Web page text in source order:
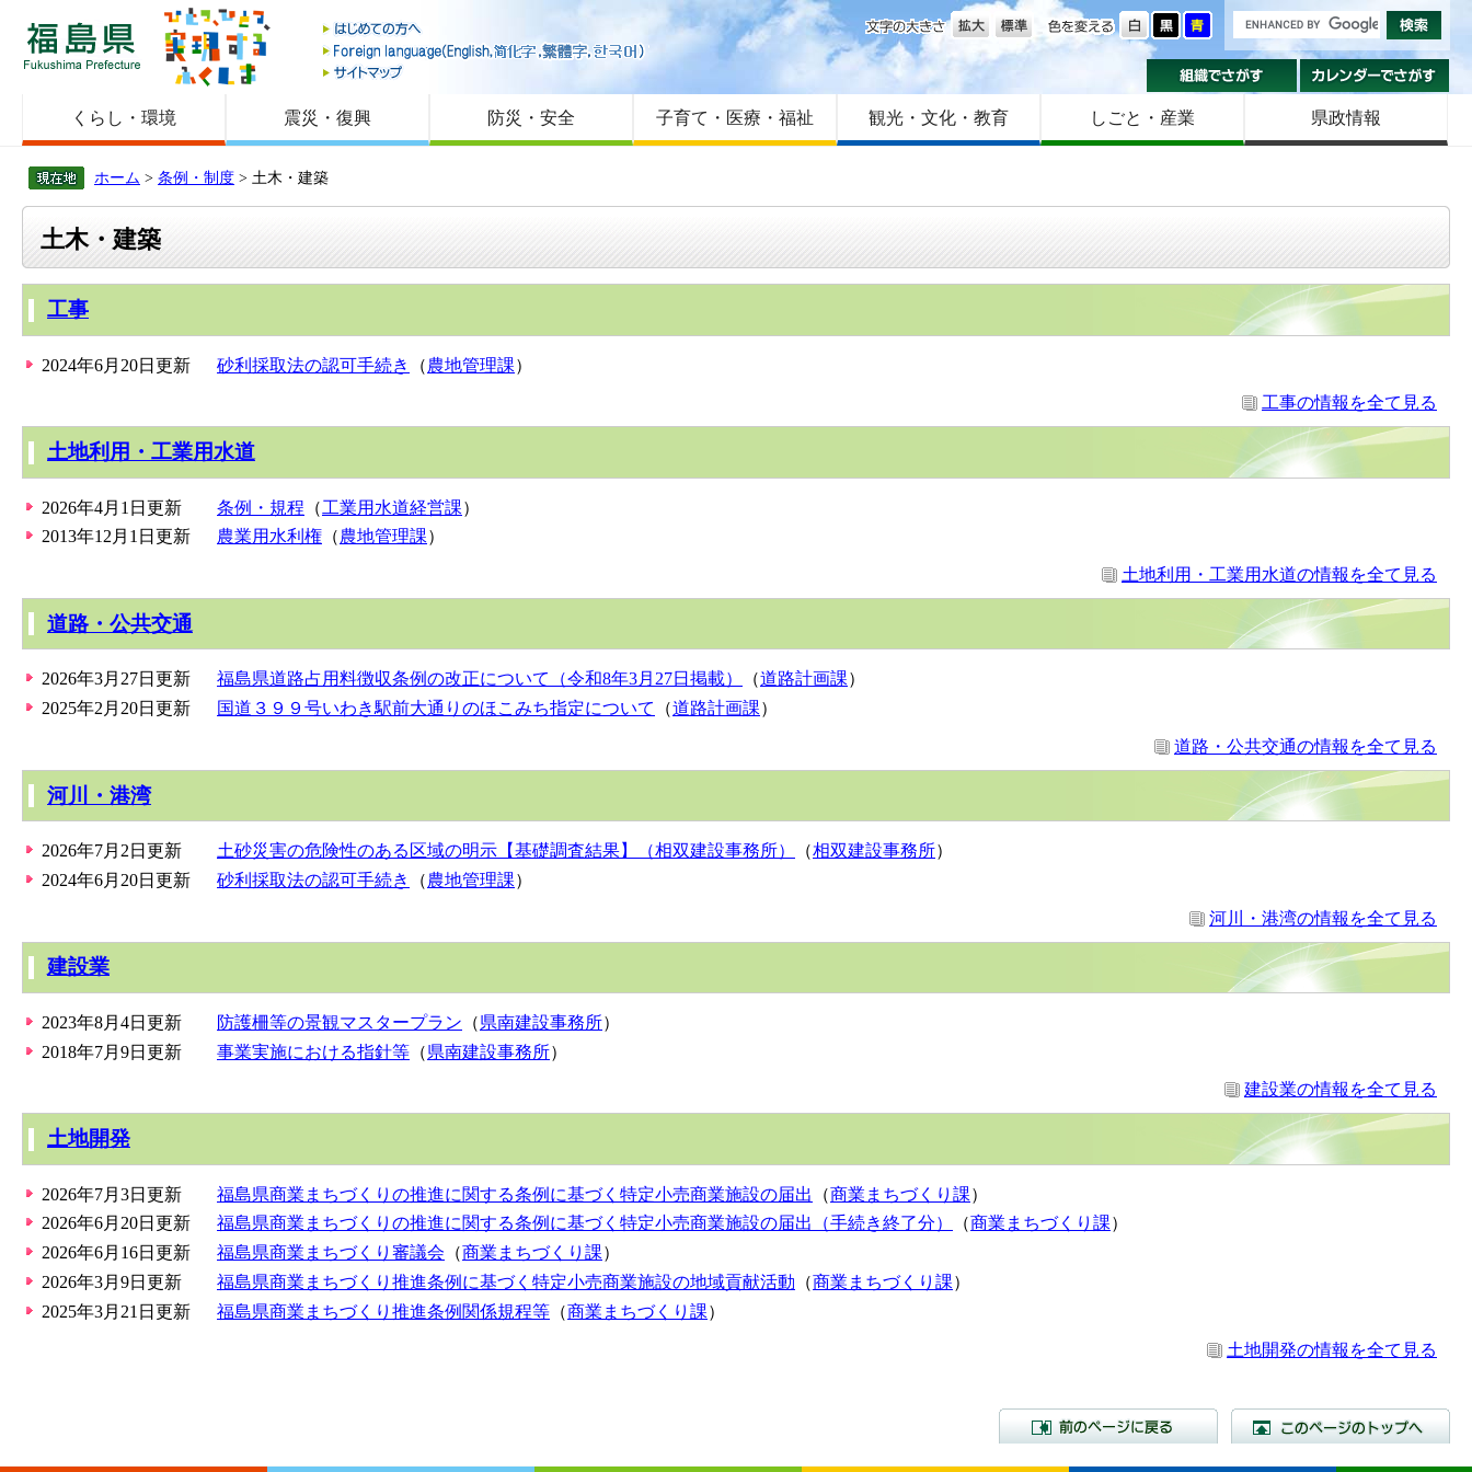
福島県
はじめての方へ
Foreign language
サイトマップ
色を変える
文字の大きさ
組織でさがす
くらし・環境 震災・復興 防災・安全 子育て・医療・福祉 観光・文化・教育 しごと・産業 県政情報
ホーム > 条例・制度 > 土木・建築
土木・建築
工事
2024年6月20日更新 砂利採取法の認可手続き （農地管理課）
工事の情報を全て見る
土地利用・工業用水道
2026年4月1日更新 条例・規程 （工業用水道経営課）
2013年12月1日更新
農業用水利権 （農地管理課）
土地利用・工業用水道の情報を全て見る
道路・公共交通
2026年3月27日更新 福島県道路占用料徴収条例の改正について（令和8年3月27日掲載） （道路計画課）
2025年2月20日更新
国道３９９号いわき駅前大通りのほこみち指定について （道路計画課）
道路・公共交通の情報を全て見る
河川・港湾
2026年7月2日更新 土砂災害の危険性のある区域の明示【基礎調査結果】（相双建設事務所） （相双建設事務所）
2024年6月20日更新
砂利採取法の認可手続き （農地管理課）
河川・港湾の情報を全て見る
建設業
2023年8月4日更新 防護柵等の景観マスタープラン （県南建設事務所）
2018年7月9日更新
事業実施における指針等 （県南建設事務所）
建設業の情報を全て見る
土地開発
2026年7月3日更新 福島県商業まちづくりの推進に関する条例に基づく特定小売商業施設の届出 （商業まちづくり課）
2026年6月20日更新
福島県商業まちづくりの推進に関する条例に基づく特定小売商業施設の届出（手続き終了分） （商業まちづくり課）
2026年6月16日更新
福島県商業まちづくり審議会 （商業まちづくり課）
2026年3月9日更新
福島県商業まちづくり推進条例に基づく特定小売商業施設の地域貢献活動 （商業まちづくり課）
2025年3月21日更新
福島県商業まちづくり推進条例関係規程等 （商業まちづくり課）
土地開発の情報を全て見る
前のページに戻る